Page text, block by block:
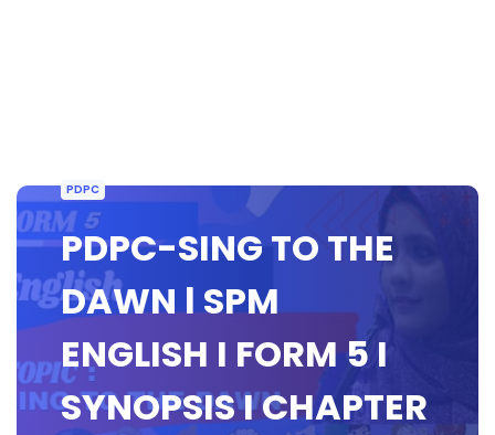
PDPC
PDPC-SING TO THE
DAWN l SPM
ENGLISH I FORM 5 I
SYNOPSIS I CHAPTER